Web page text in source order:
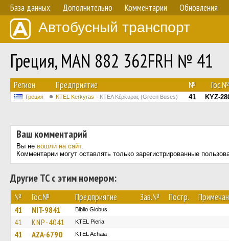
База данных Дополнительно Комментарии Обновления
Автобусный транспорт
Греция, MAN 882 362FRH № 41
Регион Предприятие № Гос.№
Греция KTEL Kerkyras ΚΤΕΛ Κέρκυρας (Green Buses) 41 KYZ-
Ваш комментарий
Вы не вошли на сайт.
Комментарии могут оставлять только зарегистрированные
Другие ТС с этим номером:
№ Гос.№ Предприятие Зав.№ Постр.
41 NIT-9841 Biblio Globus
41 KNP-4041 KTEL Pieria
41 AZA-6790 KTEL Achaia